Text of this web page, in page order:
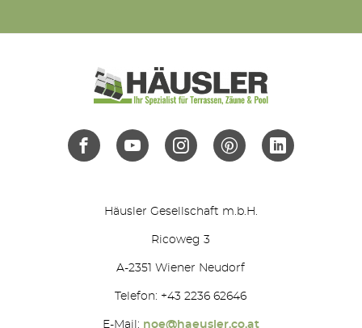
Häusler Gesellschaft m.b.H.
Ricoweg 3
A-2351 Wiener Neudorf
Telefon: +43 2236 62646
E-Mail: noe@haeusler.co.at